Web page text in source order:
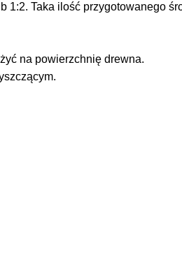
Taka ilość przygotowanego
na powierzchnię drewna.